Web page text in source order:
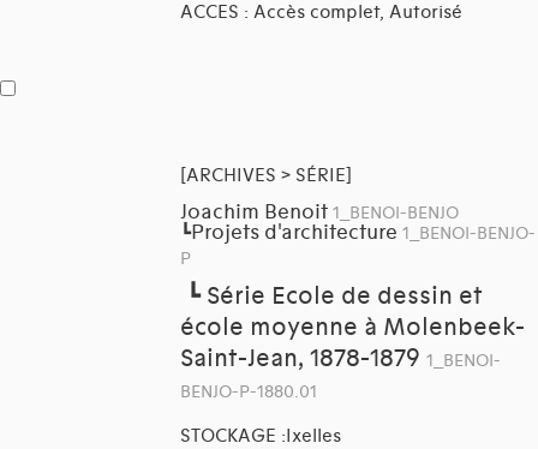
ACCES : Accès complet, Autorisé
[ARCHIVES > SÉRIE]
Joachim Benoit 1_BENOI-BENJO
┗Projets d'architecture 1_BENOI-BENJO-
P
┗ Série Ecole de dessin et
école moyenne à Molenbeek-
Saint-Jean, 1878-1879 1_BENOI-
BENJO-P-1880.01
STOCKAGE :Ixelles